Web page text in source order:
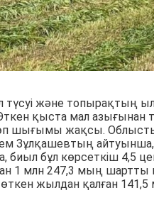
және топырақтың
қыста мал азығынан
шығымы жақсы.
Зұлқашевтың
биыл бұл көрсеткіш 4,5
1 млн 247,3 мың шартты
жылдан қалған